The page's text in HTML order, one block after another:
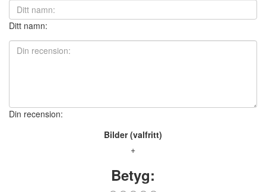
Ditt namn:
Din recension:
Bilder (valfritt)
+
Betyg: